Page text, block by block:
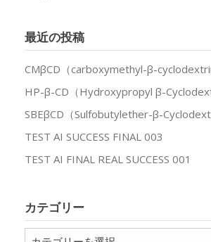
最近の投稿
CMβCD（carboxymethyl-β-
HP-β-CD（Hydroxypropyl β-
SBEβCD（Sulfobutylether-β-
TEST AI SUCCESS FINAL 003
TEST AI FINAL REAL SUCCESS 001
カテゴリー